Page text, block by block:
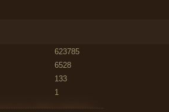
1
623785
6528
133